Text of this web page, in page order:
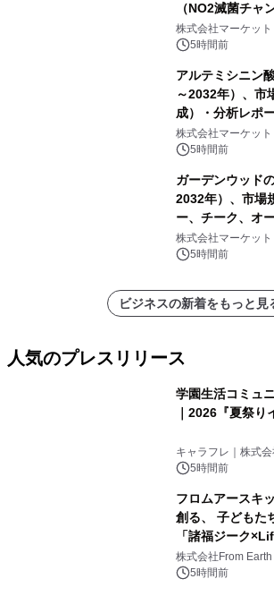
（NO2滅菌チャ
ーおよびモニタ
他）・分析レポ
株式会社マーケッ
5時間前
アルテミシニン
～2032年）、市
成）・分析レポ
株式会社マーケッ
5時間前
ガーデンウッド
2032年）、市場
ー、チーク、オ
レポートを発表
株式会社マーケッ
5時間前
ビジネスの新着をもっと見
人気のプレスリリース
学園生活コミュ
｜2026『夏祭
キャラフレ｜株式
デザインズ
5時間前
フロムアースキ
創る、 子どもた
「諸福ジーク
(日)開催
株式会社From
5時間前